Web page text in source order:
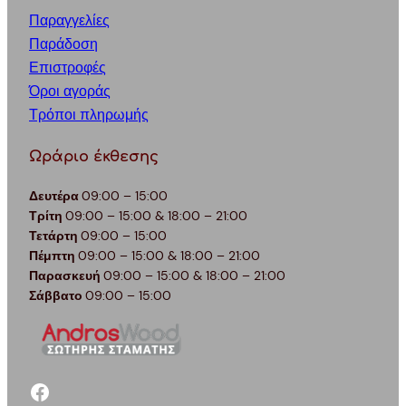
Παραγγελίες
Παράδοση
Επιστροφές
Όροι αγοράς
Τρόποι πληρωμής
Ωράριο έκθεσης
Δευτέρα09:00 – 15:00
Τρίτη 09:00 – 15:00 & 18:00 – 21:00
Τετάρτη 09:00 – 15:00
Πέμπτη 09:00 – 15:00 & 18:00 – 21:00
Παρασκευή 09:00 – 15:00 & 18:00 – 21:00
Σάββατο 09:00 – 15:00
facebook